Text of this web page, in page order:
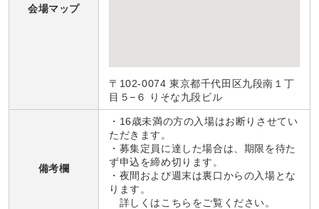
会場マップ
〒102-0074 東京都千代田区九段南１丁
目５−６ りそな九段ビル
備考欄
・16歳未満の方の入場はお断りさせてい
ただきます。
・募集定員に達した場合は、期限を待た
ず申込を締め切ります。
・夜間および週末は裏口からの入場とな
ります。
詳しくはこちらをご覧ください。